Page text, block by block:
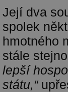
Její dva
spolek
hmotného
stále
lepší
státu,“